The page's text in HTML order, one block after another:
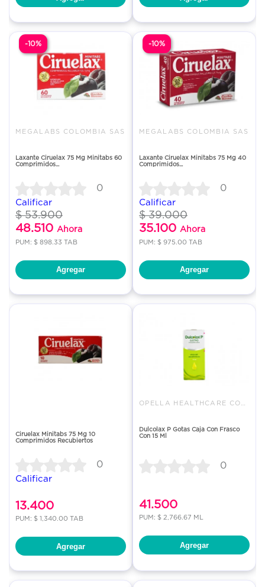
MEGALABS COLOMBIA SAS
Laxante Ciruelax 75 Mg Minitabs 60
Comprimidos...
0
Calificar
$ 53.900
48.510 Ahora
PUM: $ 898.33 TAB
Agregar
-10%
MEGALABS COLOMBIA SAS
Laxante Ciruelax Minitabs 75 Mg 40
Comprimidos...
0
Calificar
$ 39.000
35.100 Ahora
PUM: $ 975.00 TAB
Agregar
-10%
Ciruelax Minitabs 75 Mg 10
Comprimidos Recubiertos
0
Calificar
13.400
PUM: $ 1,340.00 TAB
Agregar
Dulcolax P Gotas Caja Con Frasco
Con 15 Ml
0
41.500
PUM: $ 2,766.67 ML
Agregar